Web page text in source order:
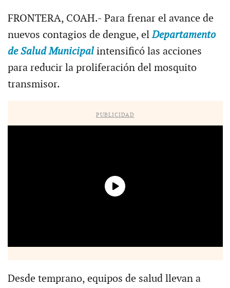
FRONTERA, COAH.- Para frenar el avance de
nuevos contagios de dengue, elDepartamento
de Salud Municipalintensificó las acciones
para reducir la proliferación del mosquito
transmisor.
PUBLICIDAD
Desde temprano, equipos de salud llevan a